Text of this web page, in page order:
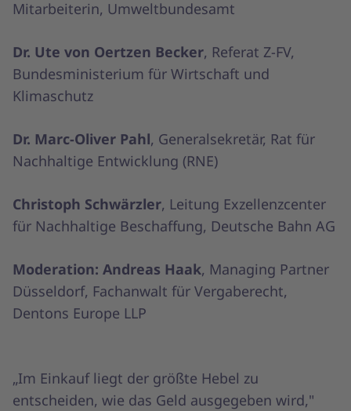
Mitarbeiterin, Umweltbundesamt
Dr. Ute von Oertzen Becker, Referat Z-FV,
Bundesministerium für Wirtschaft und
Klimaschutz
Dr. Marc-Oliver Pahl, Generalsekretär, Rat für
Nachhaltige Entwicklung (RNE)
Christoph Schwärzler, Leitung Exzellenzcenter
für Nachhaltige Beschaffung, Deutsche Bahn AG
Moderation: Andreas Haak, Managing Partner
Düsseldorf, Fachanwalt für Vergaberecht,
Dentons Europe LLP
„Im Einkauf liegt der größte Hebel zu
entscheiden, wie das Geld ausgegeben wird,"